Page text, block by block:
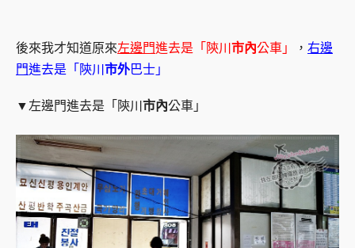
後來我才知道原來左邊門進去是「陝川 市內公車」 ， 右邊
門進去是「陝川 市外巴士」
▼左邊門進去是「陝川 市內公車」